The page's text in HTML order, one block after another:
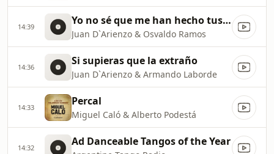
14:39 Yo no sé que me han hecho tus ojos
Juan D`Arienzo & Osvaldo Ramos
14:36 Si supieras que la extraño
Juan D`Arienzo & Armando Laborde
14:33 Percal
Miguel Caló & Alberto Podestá
14:32 Ad Danceable Tangos of the Year